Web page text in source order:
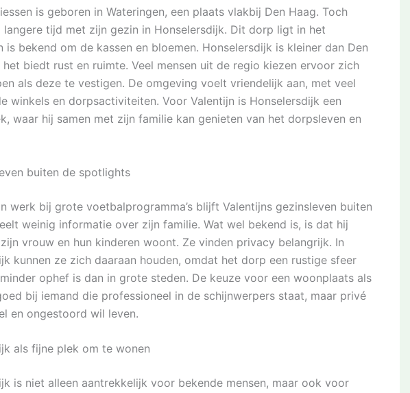
is geboren in Wateringen, een plaats vlakbij Den Haag. Toch
tijd met zijn gezin in Honselersdijk. Dit dorp ligt in het
is bekend om de kassen en bloemen. Honselersdijk is kleiner dan Den
het biedt rust en ruimte. Veel mensen uit de regio kiezen ervoor zich
als deze te vestigen. De omgeving voelt vriendelijk aan, met veel
winkels en dorpsactiviteiten. Voor Valentijn is Honselersdijk een
waar hij samen met zijn familie kan genieten van het dorpsleven en
buiten de spotlights
werk bij grote voetbalprogramma’s blijft Valentijns gezinsleven buiten
weinig informatie over zijn familie. Wat wel bekend is, is dat hij
vrouw en hun kinderen woont. Ze vinden privacy belangrijk. In
kunnen ze zich daaraan houden, omdat het dorp een rustige sfeer
ophef is dan in grote steden. De keuze voor een woonplaats als
bij iemand die professioneel in de schijnwerpers staat, maar privé
en ongestoord wil leven.
als fijne plek om te wonen
is niet alleen aantrekkelijk voor bekende mensen, maar ook voor